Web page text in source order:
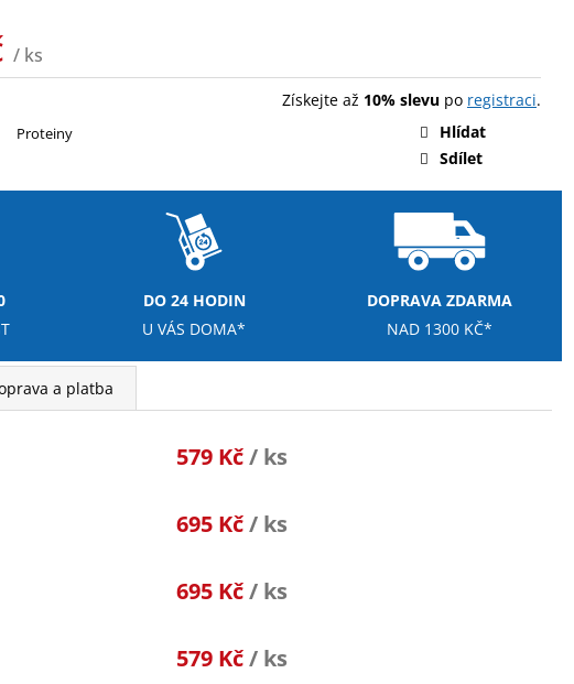
/ ks
Získejte až 10% slevu po registraci.
Proteiny
Hlídat
Sdílet
DO 24 HODIN
U VÁS DOMA*
DOPRAVA ZDARMA
NAD 1300 KČ*
a platba
579 Kč/ ks
695 Kč/ ks
695 Kč/ ks
579 Kč/ ks